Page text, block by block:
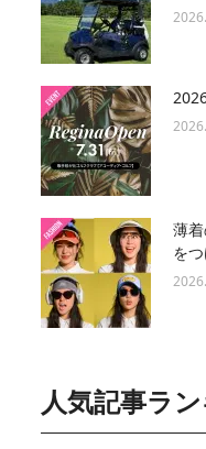
薄
をつ
人気記事ラ